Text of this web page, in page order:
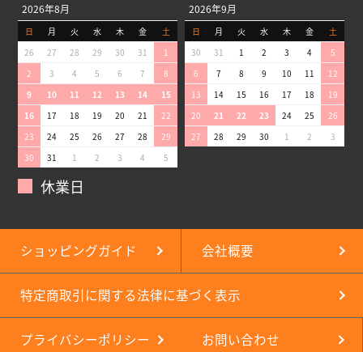
2026年8月
日 月 火 水 木 金
土
26
27 28 29 30 31
1
2
3 4 5 6 7
8
9
10 11 12 13 14
15
16
17 18 19 20 21
22
23
24 25 26 27 28
29
30
31 1 2 3 4 5
2026年9月
日 月 火 水 木 金
土
30
31 1 2 3 4
5
6
7 8 9 10 11
12
13
14 15 16 17 18
19
20
21 22 23 24 25
26
27
28 29 30 1 2 3
休業日
ショッピングガイド 会社概要
特定商取引に関する法律に基づく表示
プライバシーポリシー お問い合わせ